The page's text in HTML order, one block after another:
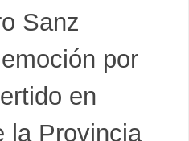
Sanz
por
en
la Provincia